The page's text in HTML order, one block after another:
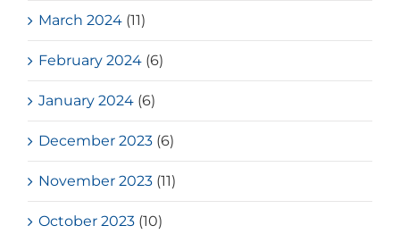
March 2024 (11)
February 2024 (6)
January 2024 (6)
December 2023 (6)
November 2023 (11)
October 2023 (10)